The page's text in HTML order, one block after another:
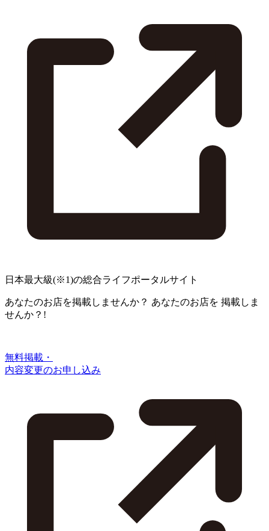
日本最大級(※1)の総合ライフポータルサイト
あなたのお店を掲載しませんか？ あなたのお店を 掲載しま
せんか？!
無料掲載・
内容変更のお申し込み